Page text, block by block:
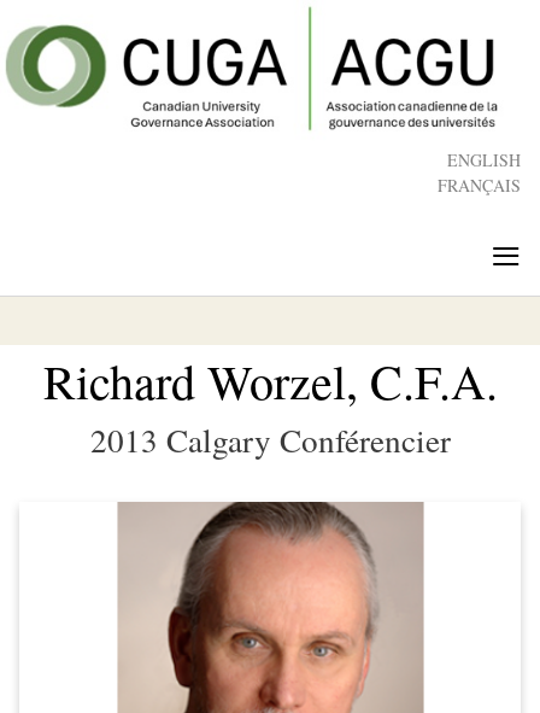
to
main
content
ENGLISH
FRANÇAIS
≡
Richard Worzel, C.F.A.
2013 Calgary Conférencier